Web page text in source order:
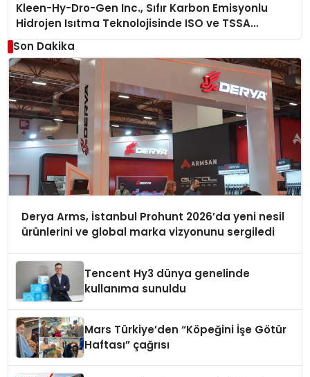
Kleen-Hy-Dro-Gen Inc., Sıfır Karbon Emisyonlu
Hidrojen Isıtma Teknolojisinde ISO ve TSSA
Düzenleyici Onaylarını Aldı
Son Dakika
Derya Arms, İstanbul Prohunt 2026’da yeni nesil
ürünlerini ve global marka vizyonunu sergiledi
Tencent Hy3 dünya genelinde
kullanıma sunuldu
Mars Türkiye’den “Köpeğini İşe Götür
Haftası” çağrısı